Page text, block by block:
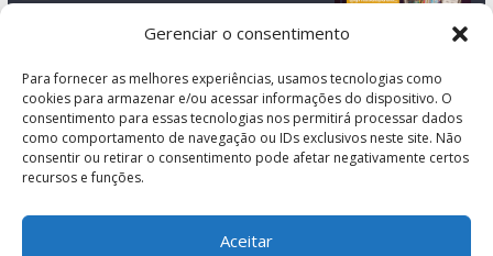
Gerenciar o consentimento
Para fornecer as melhores experiências, usamos tecnologias como
cookies para armazenar e/ou acessar informações do dispositivo. O
consentimento para essas tecnologias nos permitirá processar dados
como comportamento de navegação ou IDs exclusivos neste site. Não
consentir ou retirar o consentimento pode afetar negativamente certos
recursos e funções.
Aceitar